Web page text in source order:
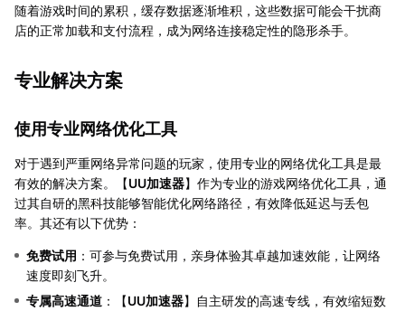
随着游戏时间的累积，缓存数据逐渐堆积，这些数据可能会干扰商
店的正常加载和支付流程，成为网络连接稳定性的隐形杀手。
专业解决方案
使用专业网络优化工具
对于遇到严重网络异常问题的玩家，使用专业的网络优化工具是最
有效的解决方案。【UU加速器】作为专业的游戏网络优化工具，通
过其自研的黑科技能够智能优化网络路径，有效降低延迟与丢包
率。其还有以下优势：
免费试用 ：可参与免费试用，亲身体验其卓越加速效能，让网络
速度即刻飞升。
专属高速通道 ：【UU加速器】自主研发的高速专线，有效缩短数